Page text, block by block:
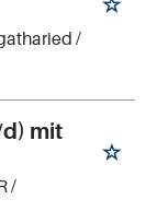
/
mit
/